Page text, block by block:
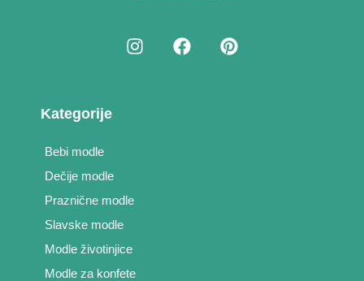
Kategorije
Bebi modle
Dečije modle
Praznične modle
Slavske modle
Modle životinjice
Modle za konfete